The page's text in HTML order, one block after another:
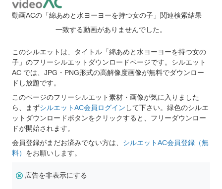
動画ACの「綿あめと水ヨーヨーを持つ女の子」関連検索結果
一致する動画がありませんでした。
このシルエットは、タイトル「綿あめと水ヨーヨーを持つ女の
子」のフリーシルエットダウンロードページです。シルエット
AC では、JPG・PNG形式の高解像度画像が無料でダウンロー
ドし放題です。
このページのフリーシルエット素材・画像が気に入りました
ら、まずシルエットAC会員ログイン して下さい。緑色のシルエ
ットダウンロードボタンをクリックすると、フリーダウンロー
ドが開始されます。
会員登録がまだお済みでない方は、 シルエットAC会員登録（無
料） をお願いします。
広告を非表示にする